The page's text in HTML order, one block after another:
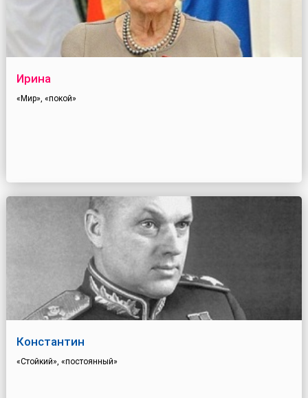
Ирина
«Мир», «покой»
Константин
«Стойкий», «постоянный»